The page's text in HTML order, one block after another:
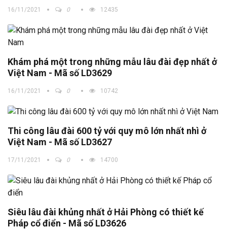
16/11/2021 0 12435
Khám phá một trong những mẫu lâu đài đẹp nhất ở
Việt Nam - Mã số LD3629
16/11/2021 0 10742
Thi công lâu đài 600 tỷ với quy mô lớn nhất nhì ở
Việt Nam - Mã số LD3627
17/11/2021 0 14700
Siêu lâu đài khủng nhất ở Hải Phòng có thiết kế
Pháp cổ điển - Mã số LD3626